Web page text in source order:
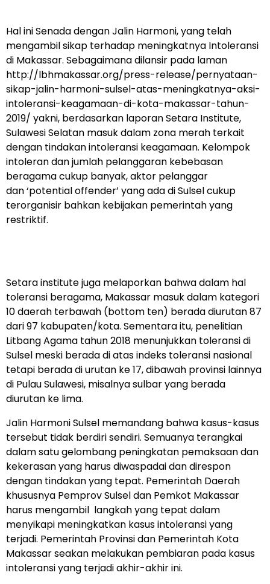
Hal ini Senada dengan Jalin Harmoni, yang telah
mengambil sikap terhadap meningkatnya Intoleransi
di Makassar. Sebagaimana dilansir pada laman
http://lbhmakassar.org/press-release/pernyataan-
sikap-jalin-harmoni-sulsel-atas-meningkatnya-aksi-
intoleransi-keagamaan-di-kota-makassar-tahun-
2019/ yakni, berdasarkan laporan Setara Institute,
Sulawesi Selatan masuk dalam zona merah terkait
dengan tindakan intoleransi keagamaan. Kelompok
intoleran dan jumlah pelanggaran kebebasan
beragama cukup banyak, aktor pelanggar
dan ‘potential offender’ yang ada di Sulsel cukup
terorganisir bahkan kebijakan pemerintah yang
restriktif.
Setara institute juga melaporkan bahwa dalam hal
toleransi beragama, Makassar masuk dalam kategori
10 daerah terbawah (bottom ten) berada diurutan 87
dari 97 kabupaten/kota. Sementara itu, penelitian
Litbang Agama tahun 2018 menunjukkan toleransi di
Sulsel meski berada di atas indeks toleransi nasional
tetapi berada di urutan ke 17, dibawah provinsi lainnya
di Pulau Sulawesi, misalnya sulbar yang berada
diurutan ke lima.
Jalin Harmoni Sulsel memandang bahwa kasus-kasus
tersebut tidak berdiri sendiri. Semuanya terangkai
dalam satu gelombang peningkatan pemaksaan dan
kekerasan yang harus diwaspadai dan direspon
dengan tindakan yang tepat. Pemerintah Daerah
khususnya Pemprov Sulsel dan Pemkot Makassar
harus mengambil langkah yang tepat dalam
menyikapi meningkatkan kasus intoleransi yang
terjadi. Pemerintah Provinsi dan Pemerintah Kota
Makassar seakan melakukan pembiaran pada kasus
intoleransi yang terjadi akhir-akhir ini.